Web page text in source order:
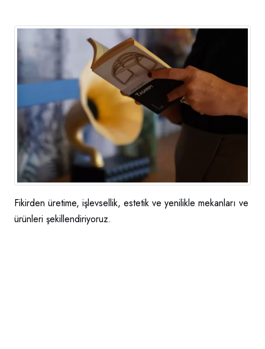
Fikirden üretime, işlevsellik, estetik ve yenilikle mekanları ve
ürünleri şekillendiriyoruz.